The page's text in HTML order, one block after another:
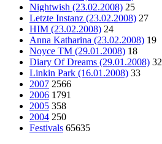
Nightwish (23.02.2008) 25
Letzte Instanz (23.02.2008) 27
HIM (23.02.2008) 24
Anna Katharina (23.02.2008) 19
Noyce TM (29.01.2008) 18
Diary Of Dreams (29.01.2008) 32
Linkin Park (16.01.2008) 33
2007 2566
2006 1791
2005 358
2004 250
Festivals 65635